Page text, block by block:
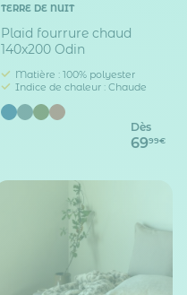
TERRE DE NUIT
Plaid fourrure chaud
140x200 Odin
Matière : 100% polyester
Indice de chaleur : Chaude
Dès
6999€